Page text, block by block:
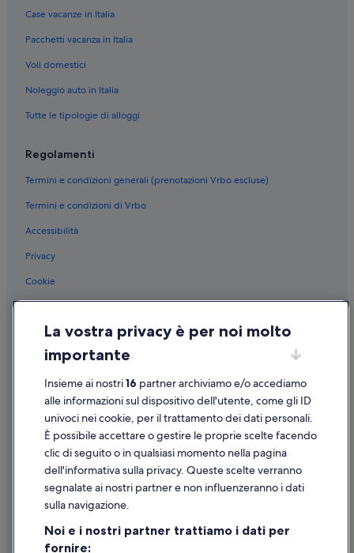
Case vacanze in Italia
Pacchetti vacanza in Italia
Voli domestici
Noleggio auto in Italia
Tutte le tipologie di alloggi
Regolamenti
Termini e condizioni generali (prenotazioni Vrbo escluse)
Termini e condizioni di Vrbo
Accessibilità
Privacy
Cookie
Informazioni legali/Contatti
Linee guida sui contenuti e segnalazione dei contenuti
Supporto
Assistenza clienti
Contattaci
Come cancellare un volo
Come modificare la prenotazione di un hotel o una casa vacanze
Tempistiche per i rimborsi
Utilizzare un coupon Expedia
La vostra privacy è per noi molto
importante
Insieme ai nostri16 partner archiviamo e/o accediamo
alle informazioni sul dispositivo dell'utente, come gli ID
univoci nei cookie, per il trattamento dei dati personali.
È possibile accettare o gestire le proprie scelte facendo
clic di seguito o in qualsiasi momento nella pagina
dell'informativa sulla privacy. Queste scelte verranno
segnalate ai nostri partner e non influenzeranno i dati
sulla navigazione.
Noi e i nostri partner trattiamo i dati per
fornire: